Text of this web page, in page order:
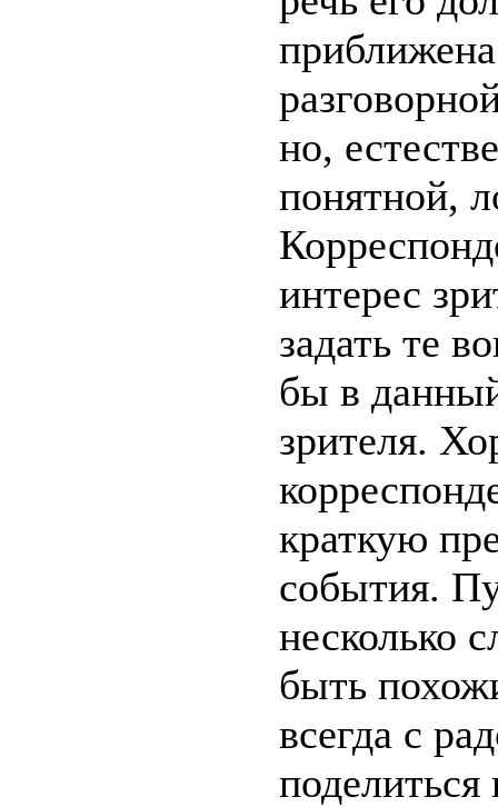
но,
понятной,
интерес
задать те
бы в
зрителя.
краткую
события.
несколько
быть
всегда с